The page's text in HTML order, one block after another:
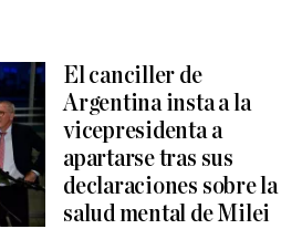
El canciller de
Argentina insta a la
vicepresidenta a
apartarse tras sus
declaraciones sobre la
salud mental de Milei